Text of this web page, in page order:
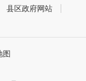
县区政府网站
图